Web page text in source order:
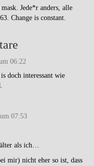
Jede*r anders, alle
Change is constant.
06:22
doch interessant wie
07:53
älter als ich…
mir) nicht eher so ist, dass